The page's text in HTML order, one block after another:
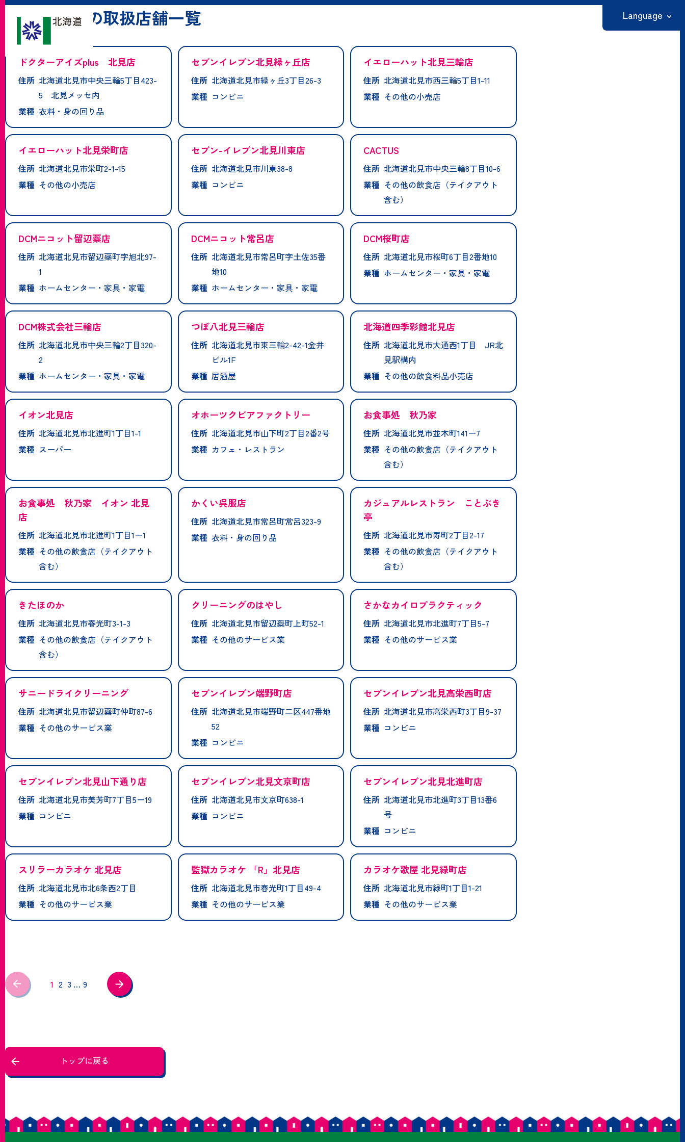
Language
「北見市」の取扱店舗一覧
ドクターアイズplus 北見店
住所 北海道北見市中央三輪5丁目423-
5 北見メッセ内
業種 衣料・身の回り品
セブンイレブン北見緑ヶ丘店
住所 北海道北見市緑ヶ丘3丁目26-3
業種 コンビニ
イエローハット北見三輪店
住所 北海道北見市西三輪5丁目1-11
業種 その他の小売店
イエローハット北見栄町店
住所 北海道北見市栄町2-1-15
業種 その他の小売店
セブン-イレブン北見川東店
住所 北海道北見市川東38-8
業種 コンビニ
CACTUS
住所 北海道北見市中央三輪8丁目10-6
業種 その他の飲食店（テイクアウト
含む）
DCMニコット留辺蘂店
住所 北海道北見市留辺蘂町字旭北97-
1
業種 ホームセンター・家具・家電
DCMニコット常呂店
住所 北海道北見市常呂町字土佐35番
地10
業種 ホームセンター・家具・家電
DCM桜町店
住所 北海道北見市桜町6丁目2番地10
業種 ホームセンター・家具・家電
DCM株式会社三輪店
住所 北海道北見市中央三輪2丁目320-
2
業種 ホームセンター・家具・家電
つぼ八北見三輪店
住所 北海道北見市東三輪2-42-1金井
ビル1F
業種 居酒屋
北海道四季彩館北見店
住所 北海道北見市大通西1丁目 JR北
見駅構内
業種 その他の飲食料品小売店
イオン北見店
住所 北海道北見市北進町1丁目1-1
業種 スーパー
オホーツクビアファクトリー
住所 北海道北見市山下町2丁目2番2号
業種 カフェ・レストラン
お食事処 秋乃家
住所 北海道北見市並木町141ー7
業種 その他の飲食店（テイクアウト
含む）
お食事処 秋乃家 イオン 北見
店
住所 北海道北見市北進町1丁目1ー1
業種 その他の飲食店（テイクアウト
含む）
かくい呉服店
住所 北海道北見市常呂町常呂323-9
業種 衣料・身の回り品
カジュアルレストラン ことぶき
亭
住所 北海道北見市寿町2丁目2-17
業種 その他の飲食店（テイクアウト
含む）
きたほのか
住所 北海道北見市春光町3-1-3
業種 その他の飲食店（テイクアウト
含む）
クリーニングのはやし
住所 北海道北見市留辺蘂町上町52-1
業種 その他のサービス業
さかなカイロプラクティック
住所 北海道北見市北進町7丁目5-7
業種 その他のサービス業
サニードライクリーニング
住所 北海道北見市留辺蘂町仲町87-6
業種 その他のサービス業
セブンイレブン端野町店
住所 北海道北見市端野町二区447番地
52
業種 コンビニ
セブンイレブン北見高栄西町店
住所 北海道北見市高栄西町3丁目9-37
業種 コンビニ
セブンイレブン北見山下通り店
住所 北海道北見市美芳町7丁目5ー19
業種 コンビニ
セブンイレブン北見文京町店
住所 北海道北見市文京町638-1
業種 コンビニ
セブンイレブン北見北進町店
住所 北海道北見市北進町3丁目13番6
号
業種 コンビニ
スリラーカラオケ 北見店
住所 北海道北見市北6条西2丁目
業種 その他のサービス業
監獄カラオケ 「R」北見店
住所 北海道北見市春光町1丁目49-4
業種 その他のサービス業
カラオケ歌屋 北見緑町店
住所 北海道北見市緑町1丁目1-21
業種 その他のサービス業
1 2 3 … 9
トップに戻る